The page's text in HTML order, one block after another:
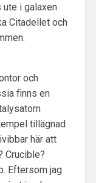
i galaxen
Citadellet och
och
finns en
tillägnad
här att
Crucible?
Eftersom jag